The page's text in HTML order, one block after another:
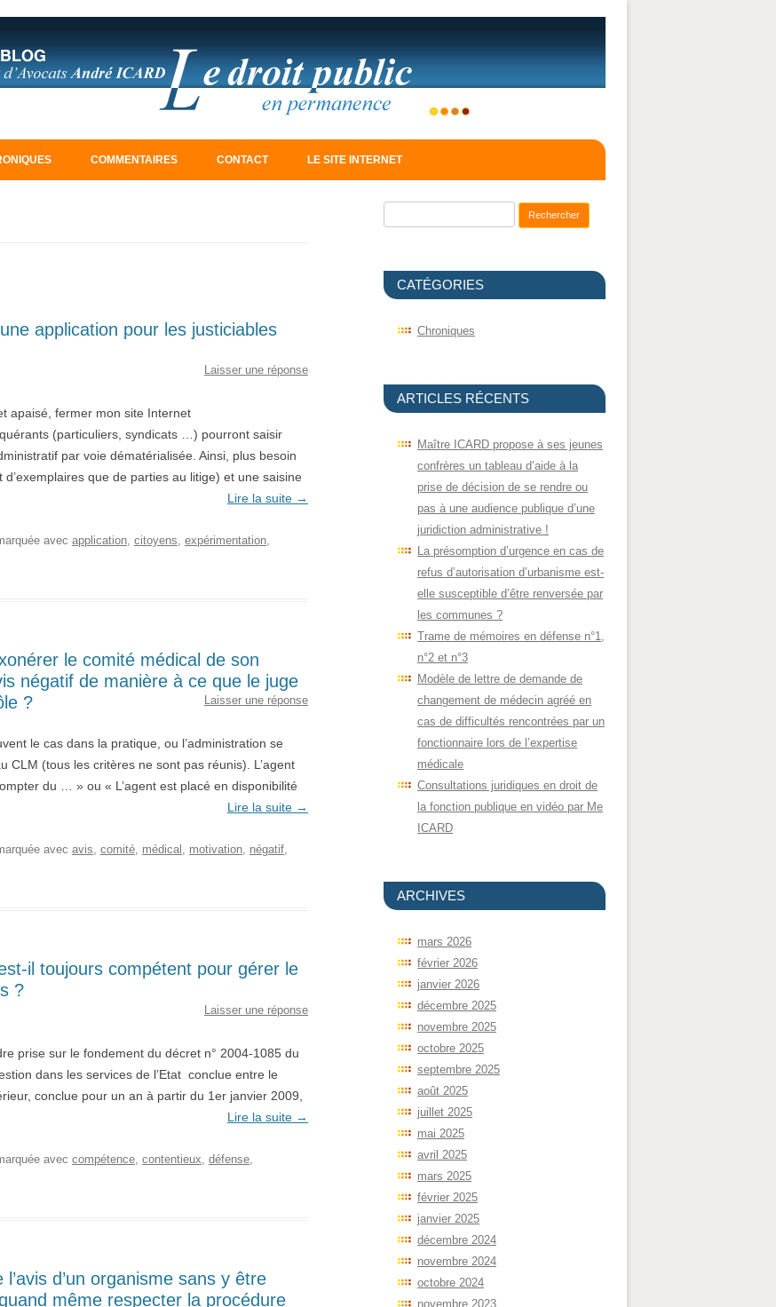
COMMENTAIRES CONTACT LE SITE INTERNET
application pour les justiciables
Laisser une réponse
apaisé, fermer mon site Internet
(particuliers, syndicats …) pourront saisir
par voie dématérialisée. Ainsi, plus besoin
que de parties au litige) et une saisine
Lire la suite →
avec application, citoyens, expérimentation,
le comité médical de son
négatif de manière à ce que le juge
?
Laisser une réponse
le cas dans la pratique, ou l’administration se
CLM (tous les critères ne sont pas réunis). L’agent
du … » ou « L’agent est placé en disponibilité
Lire la suite →
avec avis, comité, médical , motivation, négatif,
il toujours compétent pour gérer le
?
Laisser une réponse
prise sur le fondement du décret n° 2004-1085 du
dans les services de l’Etat conclue entre le
conclue pour un an à partir du 1er janvier 2009,
Lire la suite →
avec compétence contentieux défense
l’avis d’un organisme sans y être
même respecter la procédure
CATÉGORIES
Chroniques
ARTICLES RÉCENTS
Maître ICARD propose à ses jeunes
confrères un tableau d’aide à la
prise de décision de se rendre ou
pas à une audience publique d’une
juridiction administrative !
La présomption d’urgence en cas de
refus d’autorisation d’urbanisme est-
elle susceptible d’être renversée par
les communes ?
Trame de mémoires en défense n°1,
n°2 et n°3
Modèle de lettre de demande de
changement de médecin agréé en
cas de difficultés rencontrées par un
fonctionnaire lors de l’expertise
médicale
Consultations juridiques en droit de
la fonction publique en vidéo par Me
ICARD
ARCHIVES
mars 2026
février 2026
janvier 2026
décembre 2025
novembre 2025
octobre 2025
septembre 2025
août 2025
juillet 2025
mai 2025
avril 2025
mars 2025
février 2025
janvier 2025
décembre 2024
novembre 2024
octobre 2024
novembre 2023